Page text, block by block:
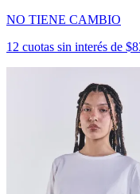
NO TIENE CAMBIO
12 cuotas sin interés de